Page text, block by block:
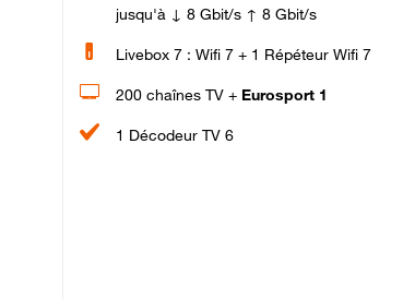
jusqu'à ↓ 8 Gbit/s ↑ 8 Gbit/s
Livebox 7 : Wifi 7 + 1 Répéteur Wifi 7
200 chaînes TV + Eurosport 1
1 Décodeur TV 6